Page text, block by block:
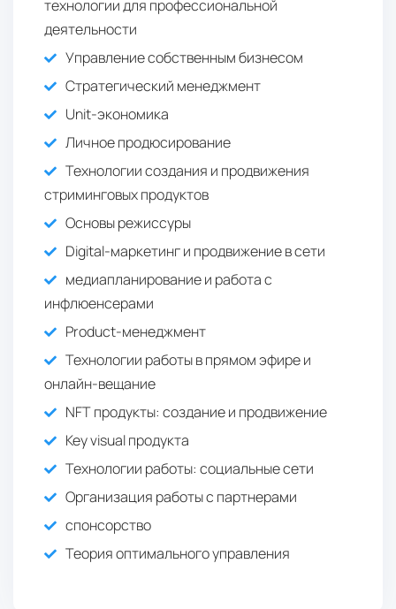
технологии для профессиональной
деятельности
Управление собственным бизнесом
Стратегический менеджмент
Unit-экономика
Личное продюсирование
Технологии создания и продвижения
стриминговых продуктов
Основы режиссуры
Digital-маркетинг и продвижение в сети
медиапланирование и работа с
инфлюенсерами
Product-менеджмент
Технологии работы в прямом эфире и
онлайн-вещание
NFT продукты: создание и продвижение
Key visual продукта
Технологии работы: социальные сети
Организация работы с партнерами
спонсорство
Теория оптимального управления